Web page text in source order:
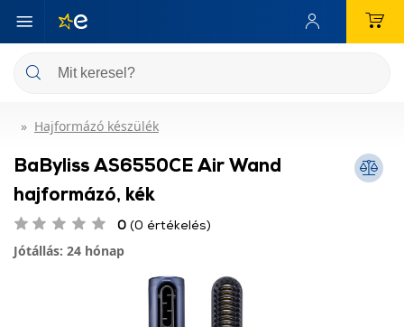
Hajformázó készülék
BaByliss AS6550CE Air Wand
hajformázó, kék
0 (0 értékelés)
Jótállás: 24 hónap